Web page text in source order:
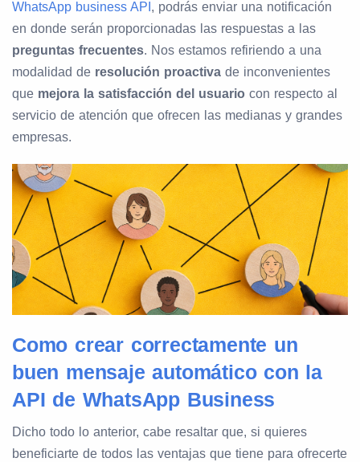
WhatsApp business API , podrás enviar una notificación
en donde serán proporcionadas las respuestas a las
preguntas frecuentes. Nos estamos refiriendo a una
modalidad de resolución proactiva de inconvenientes
que mejora la satisfacción del usuario con respecto al
servicio de atención que ofrecen las medianas y grandes
empresas.
Como crear correctamente un
buen mensaje automático con la
API de WhatsApp Business
Dicho todo lo anterior, cabe resaltar que, si quieres
beneficiarte de todos las ventajas que tiene para ofrecerte